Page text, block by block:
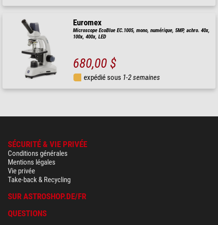
Euromex
Microscope EcoBlue EC.1005, mono, numérique, 5MP, achro. 40x,
100x, 400x, LED
680,00 $
expédié sous 1-2 semaines
SÉCURITÉ & VIE PRIVÉE
Conditions générales
Mentions légales
Vie privée
Take-back & Recycling
SUR ASTROSHOP.DE/FR
QUESTIONS